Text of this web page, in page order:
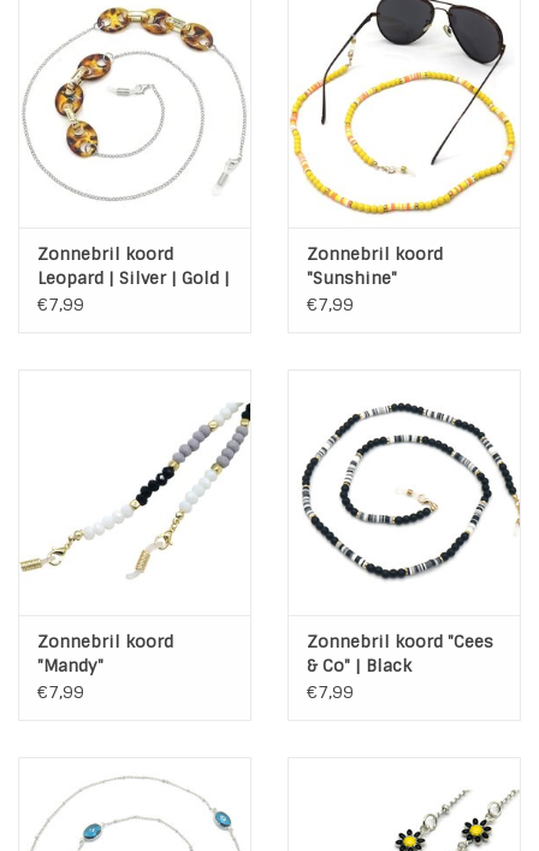
LIFESTYLE PRODUCTEN
INSPIRATIE
Blog
Zonnebril koord
Leopard | Silver | Gold |
Brown
€7,99
Zonnebril koord
"Sunshine"
€7,99
Zonnebril koord
"Mandy"
€7,99
Zonnebril koord "Cees
& Co" | Black
€7,99